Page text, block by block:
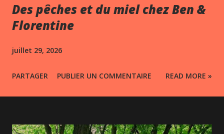
Des pêches et du miel chez Ben &
Florentine
juillet 29, 2026
PARTAGER PUBLIER UN COMMENTAIRE READ MORE »